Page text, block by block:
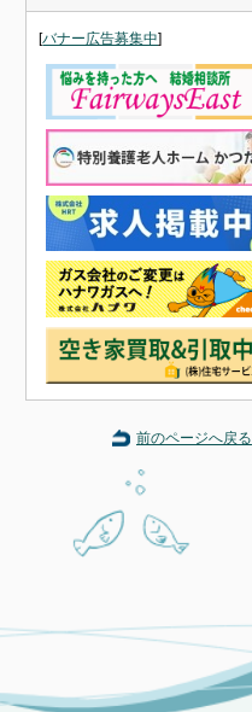
[バナー広告募集中]
前のページへ戻る